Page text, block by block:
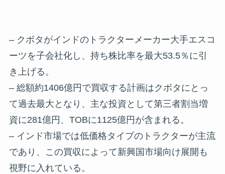
– クボタがインドのトラクターメーカー大手エスコ
ーツを子会社化し、持ち株比率を最大53.5％に引
き上げる。
– 総額約1406億円で買収する計画はクボタにとっ
て過去最大となり、主な投資として第三者割当増
資に281億円、TOBに1125億円が含まれる。
– インド市場では低価格タイプのトラクターが主流
であり、この買収によって新興国市場向け展開も
視野に入れている。